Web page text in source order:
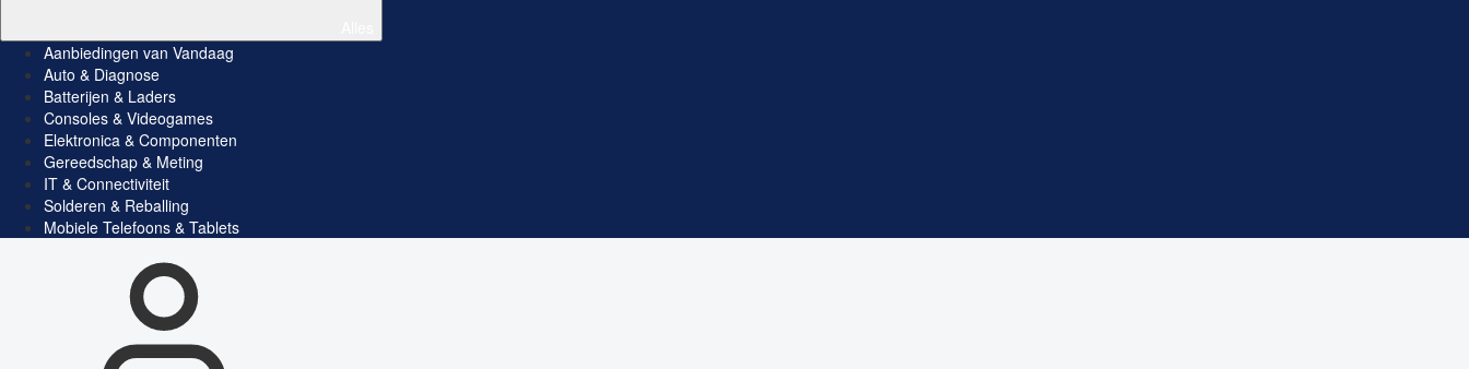
Aanbiedingen van Vandaag
Auto & Diagnose
Batterijen & Laders
Consoles & Videogames
Elektronica & Componenten
Gereedschap & Meting
IT & Connectiviteit
Solderen & Reballing
Mobiele Telefoons & Tablets